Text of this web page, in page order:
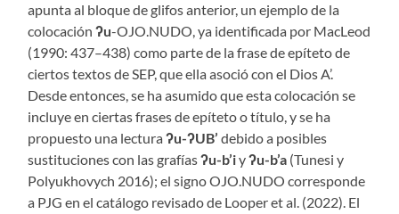
apunta al bloque de glifos anterior, un ejemplo de la
colocaciónʔu-OJO.NUDO, ya identificada por MacLeod
(1990: 437–438) como parte de la frase de epíteto de
ciertos textos de SEP, que ella asoció con el Dios A’.
Desde entonces, se ha asumido que esta colocación se
incluye en ciertas frases de epíteto o título, y se ha
propuesto una lecturaʔu-ʔUB’ debido a posibles
sustituciones con las grafíasʔu-b’iyʔu-b’a (Tunesi y
Polyukhovych 2016); el signo OJO.NUDO corresponde
a PJG en el catálogo revisado de Looper et al. (2022). El